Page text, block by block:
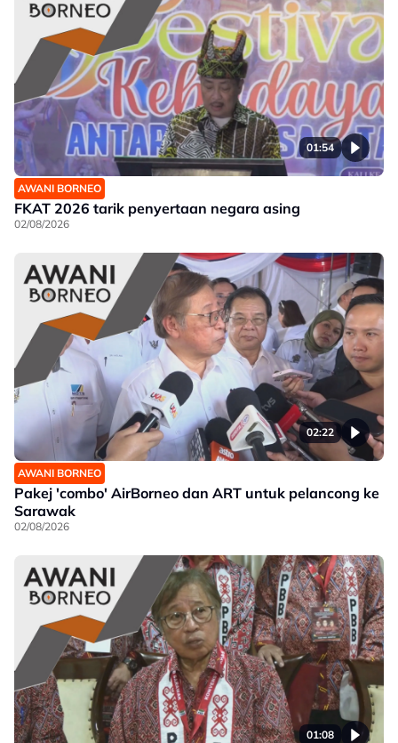
01:54
AWANI BORNEO
FKAT 2026 tarik penyertaan negara asing
02/08/2026
02:22
AWANI BORNEO
Pakej 'combo' AirBorneo dan ART untuk pelancong ke
Sarawak
02/08/2026
01:08